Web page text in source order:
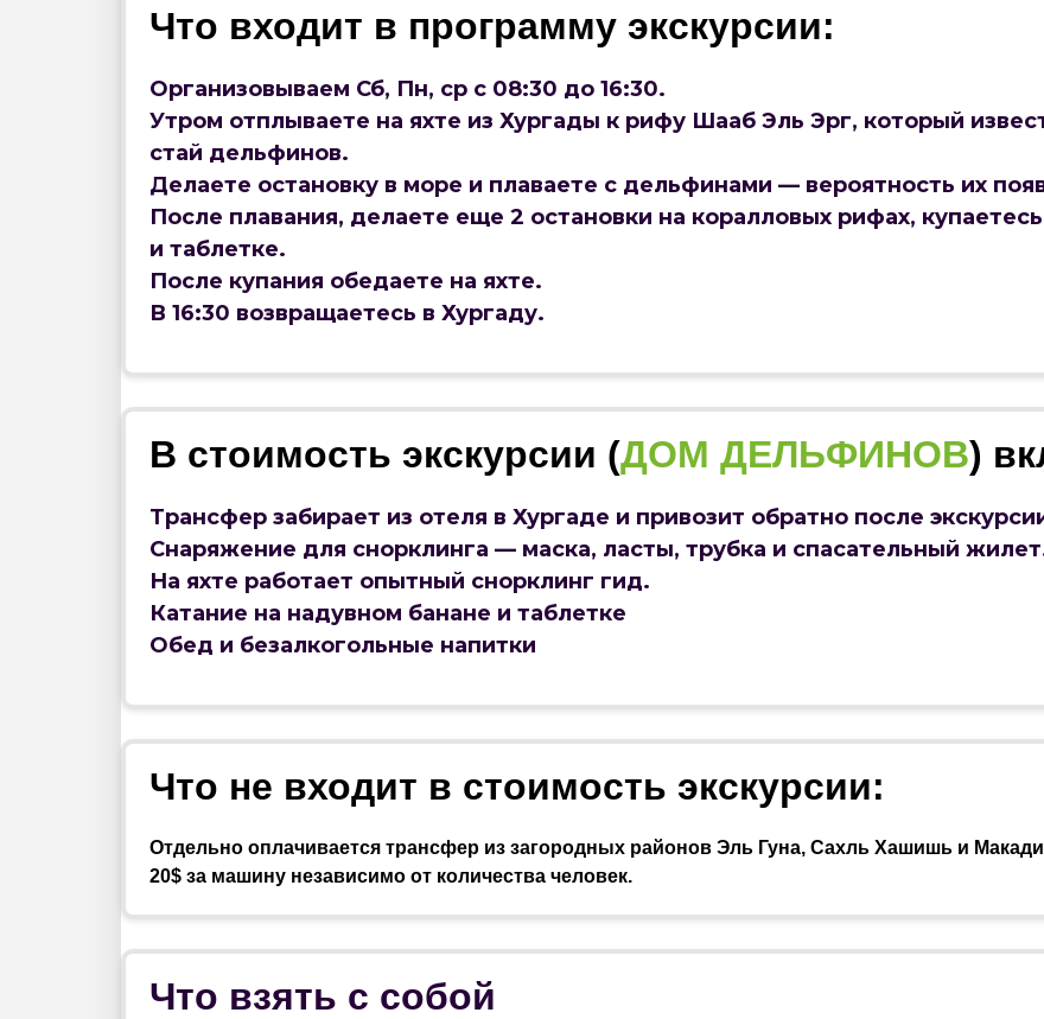
Что входит в программу экскурсии:
Организовываем Сб, Пн, ср с 08:30 до 16:30.
Утром отплываете на яхте из Хургады к рифу Шааб Эль Эрг, который
стай дельфинов.
Делаете остановку в море и плаваете с дельфинами — вероятность их
После плавания, делаете еще 2 остановки на коралловых рифах,
и таблетке.
После купания обедаете на яхте.
В 16:30 возвращаетесь в Хургаду.
В стоимость экскурсии (ДОМ ДЕЛЬФИНОВ)
Трансфер забирает из отеля в Хургаде и привозит обратно после
Снаряжение для снорклинга — маска, ласты, трубка и спасательный
На яхте работает опытный снорклинг гид.
Катание на надувном банане и таблетке
Обед и безалкогольные напитки
Что не входит в стоимость экскурсии:
Отдельно оплачивается трансфер из загородных районов Эль Гуна, Сахль Хашишь и
20$ за машину независимо от количества человек.
Что взять с собой